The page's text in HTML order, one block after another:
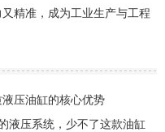
精准，成为工业生产与工程
压油缸的核心优势
压系统，少不了这款油缸